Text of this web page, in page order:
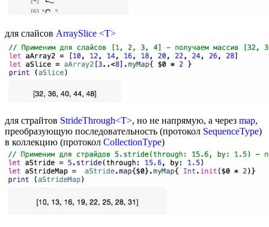
для слайcов ArraySlice <T>
для страйтов StrideThrough<T>, но не напрямую, а через map,
преобразующую последовательность (протокол SequenceType)
в коллекцию (протокол CollectionType)